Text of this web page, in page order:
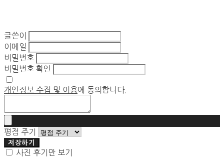
글쓴이
이메일
비밀번호
비밀번호 확인
개인정보 수집 및 이용에 동의합니다.
평점 주기
저장하기
사진 후기만 보기